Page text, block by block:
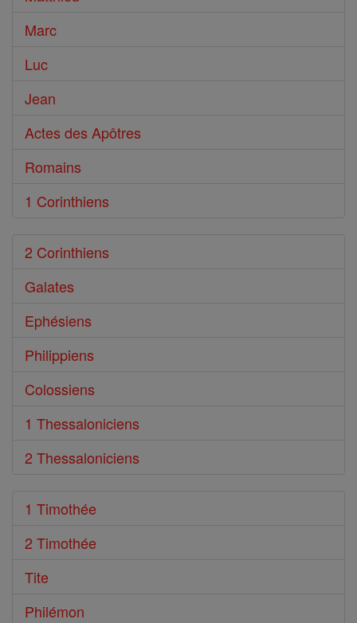
Marc
Luc
Jean
Actes des Apôtres
Romains
1 Corinthiens
2 Corinthiens
Galates
Ephésiens
Philippiens
Colossiens
1 Thessaloniciens
2 Thessaloniciens
1 Timothée
2 Timothée
Tite
Philémon